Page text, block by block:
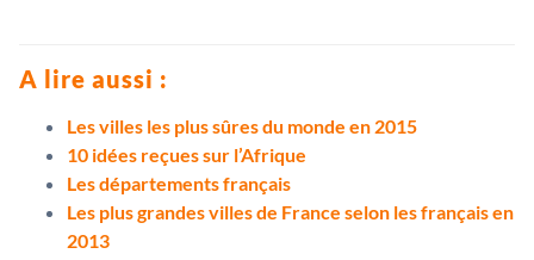
A lire aussi :
Les villes les plus sûres du monde en 2015
10 idées reçues sur l’Afrique
Les départements français
Les plus grandes villes de France selon les français en
2013